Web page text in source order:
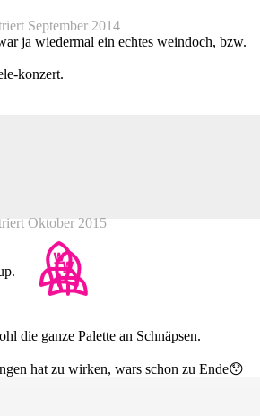
September 2014
ja wiedermal ein echtes weindoch, bzw.
konzert.
Oktober 2015
die ganze Palette an Schnäpsen.
hat zu wirken, wars schon zu Ende😯